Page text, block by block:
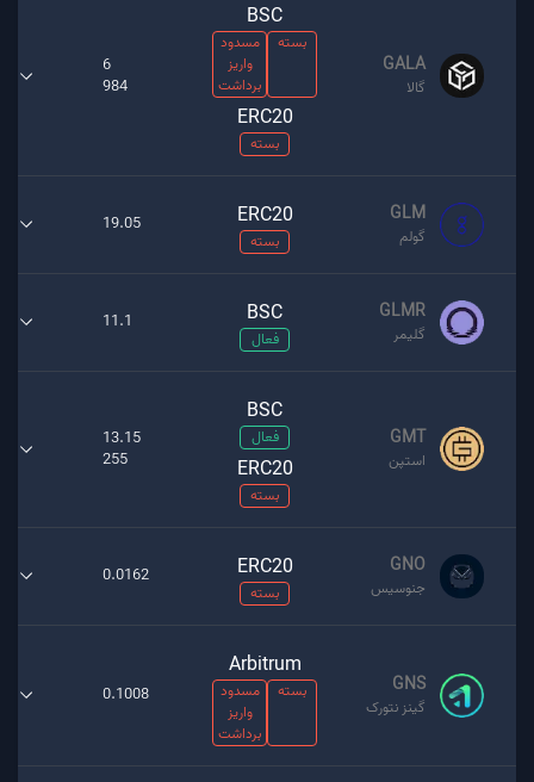
GALA
گالا
BSC
بسته
مسدود
واریز
برداشت
ERC20
بسته
6
984
GLM
گولم
ERC20
بسته
19.05
GLMR
گلیمر
BSC
فعال
11.1
GMT
استپن
BSC
فعال
ERC20
بسته
13.15
255
GNO
جنوسیس
ERC20
بسته
0.0162
GNS
گینز نتورک
Arbitrum
بسته
مسدود
واریز
برداشت
0.1008